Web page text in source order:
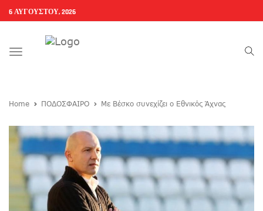
6 ΑΥΓΟΎΣΤΟΥ, 2026
Toggle
Home ΠΟΔΟΣΦΑΙΡΟ Με Βέσκο συνεχίζει ο Εθνικός Άχνας